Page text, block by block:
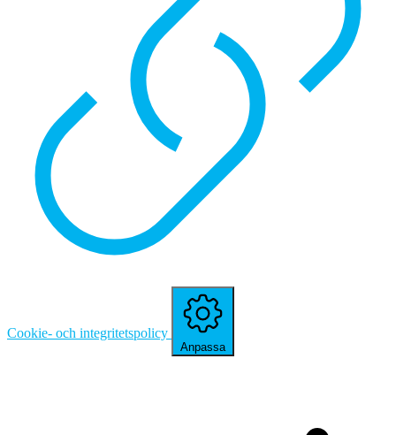
Cookie- och integritetspolicy
Anpassa